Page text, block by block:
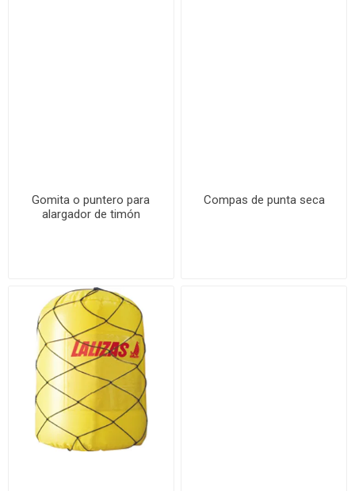
Gomita o puntero para
alargador de timón
Compas de punta seca